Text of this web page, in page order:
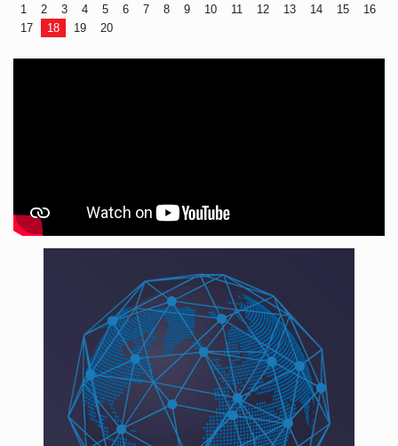
1 2 3 4 5 6 7 8 9 10 11 12 13 14 15
16
17
18 19 20